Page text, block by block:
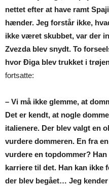
nettet efter at have ramt
hænder. Jeg forstår ikke,
ikke været skubbet, var der
Zvezda blev snydt. To
hvor Điga blev trukket i
fortsatte:
– Vi må ikke glemme, at
Det er kendt, at nogle
italienere. Der blev valgt en
vurdere dommeren. En fra
vurdere en topdommer?
karriere til det. Han kan
der blev begået… Jeg